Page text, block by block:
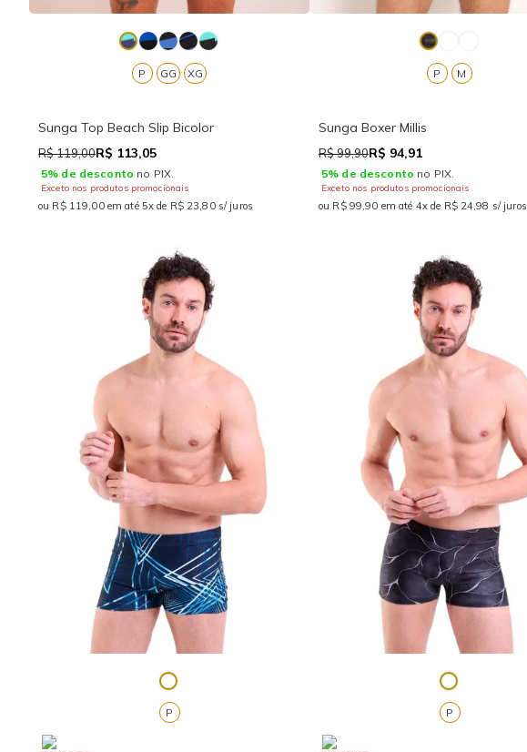
GG
P XG
Sunga Top Beach Slip Bicolor
R$ 119,00R$ 113,05
5% de desconto no PIX.
Exceto nos produtos promocionais
ou R$ 119,00 em até 5x de R$ 23,80 s/ juros
M
P
Sunga Boxer Millis
R$ 99,90R$ 94,91
5% de desconto no PIX.
Exceto nos produtos promocionais
ou R$ 99,90 em até 4x de R$ 24,98 s/ juros
P P